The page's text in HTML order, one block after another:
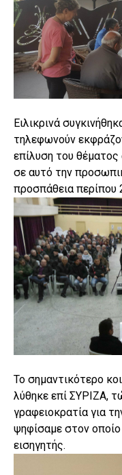
Ειλικρινά
τηλεφωνούν
επίλυση του
σε αυτό την
προσπάθεια περίπου
Το σημαντικότερο
λύθηκε επί ΣΥΡΙΖΑ,
γραφειοκρατία για
ψηφίσαμε στον οποίο
εισηγητής.